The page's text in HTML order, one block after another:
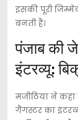
इसकी पूरी
बनती है।
पंजाब की
इंटरव्‍यू:
मजीठिया ने कहा
गैंगस्टर का